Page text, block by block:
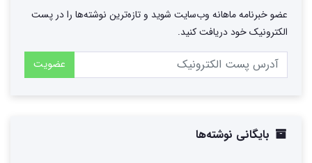
عضو خبرنامه ماهانه وب‌سایت شوید و تازه‌ترین نوشته‌ها را در پست
الکترونیک خود دریافت کنید.
عضویت
بایگانی نوشته‌ها